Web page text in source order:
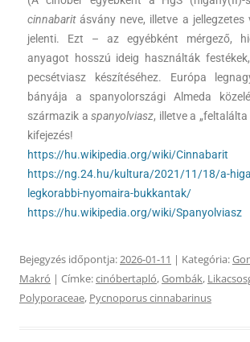
cinnabaritásvány neve, illetve a jellegzetes
jelenti. Ezt – az egyébként mérgező,
anyagot hosszú ideig használták
pecsétviasz készítéséhez. Európa
bányája a spanyolországi Almeda
származik aspanyolviasz, illetve a
kifejezés!
https://hu.wikipedia.org/wiki/Cinnabarit
https://ng.24.hu/kultura/2021/11/18/a-
legkorabbi-nyomaira-bukkantak/
https://hu.wikipedia.org/wiki/Spanyolviasz
Bejegyzés időpontja:2026-01-11 | Kategória:
Makró | Címke:cinóbertapló,Gombák,
Polyporaceae, Pycnoporus cinnabarinus